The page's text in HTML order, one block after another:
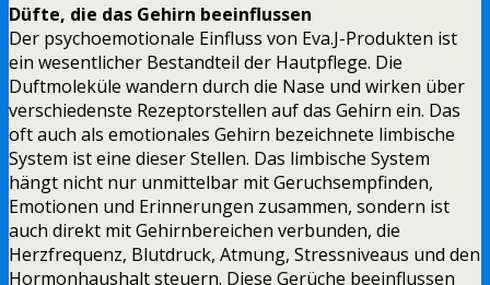
Düfte, die das Gehirn beeinflussen
Der psychoemotionale Einfluss von Eva.J-Produkten ist
ein wesentlicher Bestandteil der Hautpflege. Die
Duftmoleküle wandern durch die Nase und wirken über
verschiedenste Rezeptorstellen auf das Gehirn ein. Das
oft auch als emotionales Gehirn bezeichnete limbische
System ist eine dieser Stellen. Das limbische System
hängt nicht nur unmittelbar mit Geruchsempfinden,
Emotionen und Erinnerungen zusammen, sondern ist
auch direkt mit Gehirnbereichen verbunden, die
Herzfrequenz, Blutdruck, Atmung, Stressniveaus und den
Hormonhaushalt steuern. Diese Gerüche beeinflussen